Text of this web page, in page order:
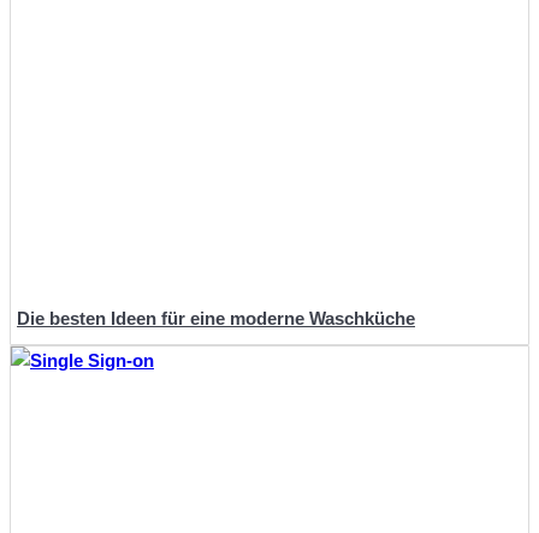
Die besten Ideen für eine moderne Waschküche